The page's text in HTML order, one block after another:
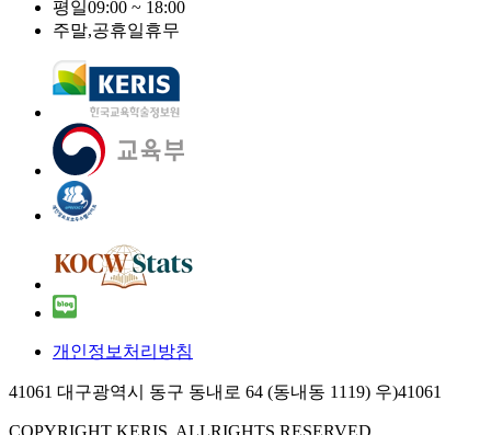
평일09:00 ~ 18:00
주말,공휴일휴무
개인정보처리방침
41061 대구광역시 동구 동내로 64 (동내동 1119) 우)41061
COPYRIGHT KERIS. ALLRIGHTS RESERVED